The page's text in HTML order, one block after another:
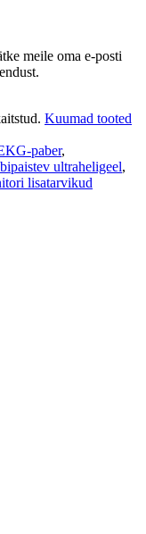
meile oma e-posti
Kuumad tooted
paber,
ultraheligeel,
lisatarvikud